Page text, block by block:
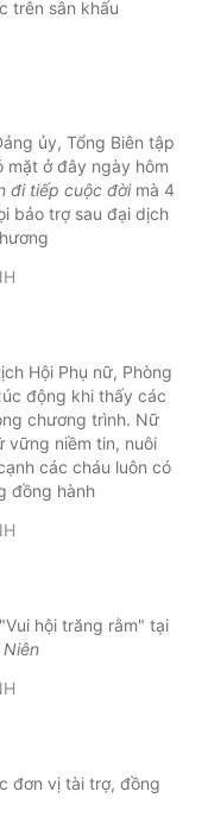
trên sân khấu
ủy, Tổng Biên tập
ở đây ngày hôm
đi tiếp cuộc đời mà 4
bảo trợ sau đại dịch
Hội Phụ nữ, Phòng
động khi thấy các
chương trình. Nữ
vững niềm tin, nuôi
các cháu luôn có
đồng hành
hội trăng rằm" tại
Niên
đơn vị tài trợ, đồng